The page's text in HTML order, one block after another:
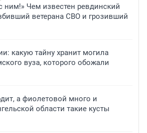
ним!» Чем известен ревдинский
ветерана СВО и грозивший
какую тайну хранит могила
вуза, которого обожали
а фиолетовой много и
области такие кусты